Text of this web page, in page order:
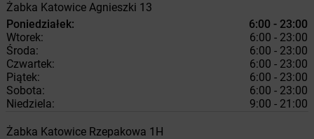
Żabka Katowice Agnieszki 13
Poniedziałek:
6:00 - 23:00
Wtorek:
6:00 - 23:00
Środa:
6:00 - 23:00
Czwartek:
6:00 - 23:00
Piątek:
6:00 - 23:00
Sobota:
6:00 - 23:00
Niedziela:
9:00 - 21:00
Żabka Katowice Rzepakowa 1H